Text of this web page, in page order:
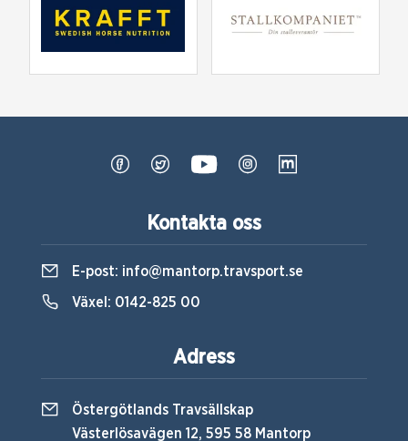
Kontakta oss
E-post: info@mantorp.travsport.se
Växel: 0142-825 00
Adress
Östergötlands Travsällskap
Västerlösavägen 12, 595 58 Mantorp